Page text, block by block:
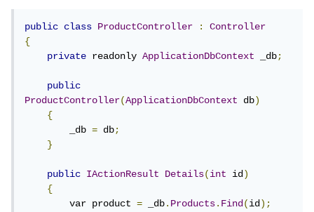
public class ProductController :
Controller
{
private readonly ApplicationDbContext _db;
public
ProductController(ApplicationDbContext db)
{
        _db
= db;
}
public IActionResult Details(int id)
{
        var product
= _db.Products.Find(id);